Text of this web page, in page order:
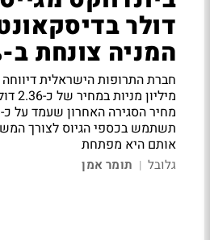
המניה צונחת ב-20%
תשתמש בכספי הגיוס לצורך המשך
אותם היא מפתחת
גלובל | תומר אמן